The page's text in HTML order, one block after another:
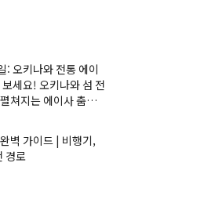
: 오키나와 전통 에이
세요! 오키나와 섬 전
쳐지는 에이사 춤에
벽 가이드 | 비행기,
경로